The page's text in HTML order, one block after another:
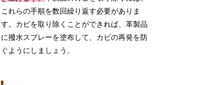
これらの手順を数回繰り返す必要がありま
す。カビを取り除くことができれば、革製品
に撥水スプレーを塗布して、カビの再発を防
ぐようにしましょう。